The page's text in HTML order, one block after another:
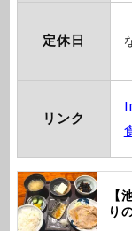
定休日
リンク
【
り